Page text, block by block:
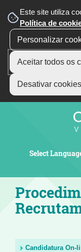
Este site utiliza
Política de
Personalizar
Aceitar todos os
Desativar
Candidatura On-